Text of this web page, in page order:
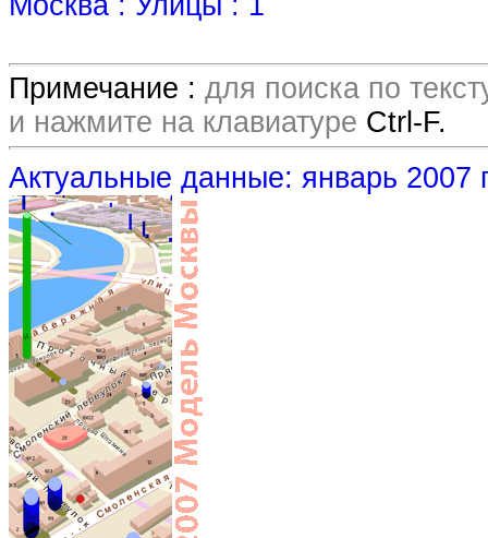
Примечание : для поиска по
и нажмите на клавиатуре Ctrl-F.
Актуальные данные: январь 2007